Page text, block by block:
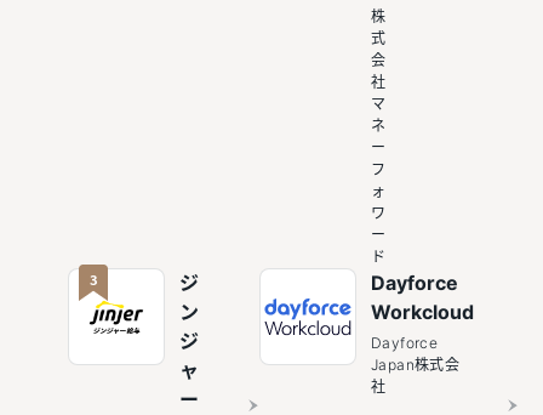
株
式
会
社
マ
ネ
ー
フ
ォ
ワ
ー
ド
3
ジ
ン
ジ
ャ
ー
Dayforce
Workcloud
Dayforce
Japan株式会
社